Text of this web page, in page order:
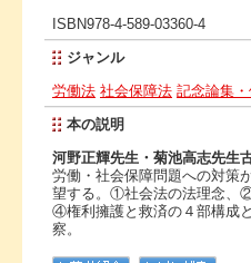
ISBN978-4-589-03360-4
ジャンル
労働法 社会保障法 記念論集
本の説明
河野正輝先生・菊池高志先生
労働・社会保障問題への対策
望する。①社会法の法理念、
④権利擁護と救済の４部構成
察。